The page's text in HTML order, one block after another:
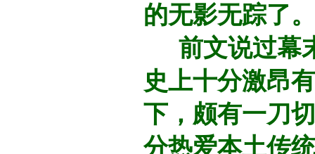
的无影无踪了。
前文说过幕
史上十分激昂
下，颇有一刀
分热爱本土传